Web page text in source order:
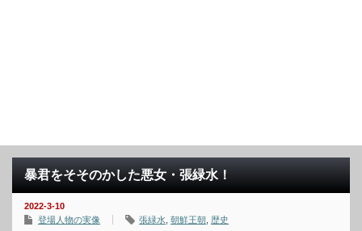
暴君をそそのかした悪女・張緑水！
2022-3-10
登場人物の実像
張緑水 朝鮮王朝 歴史